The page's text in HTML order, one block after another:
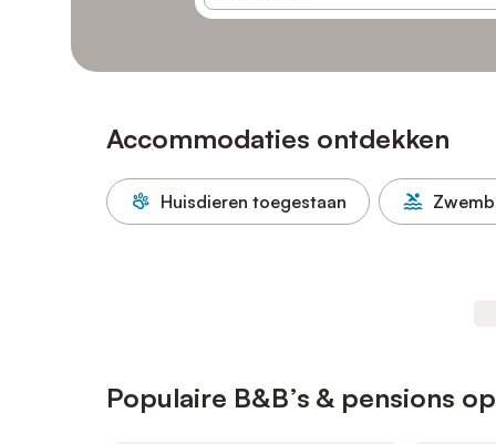
Accommodaties ontdekken
Huisdieren toegestaan
Populaire B&B’s & pensions